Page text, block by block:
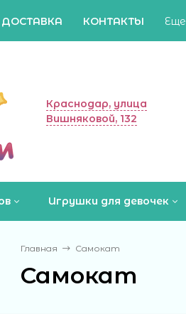
КОНТАКТЫ Еще
Краснодар, улица
Вишняковой, 132
Игрушки для девочек
Главная Самокат
Самокат